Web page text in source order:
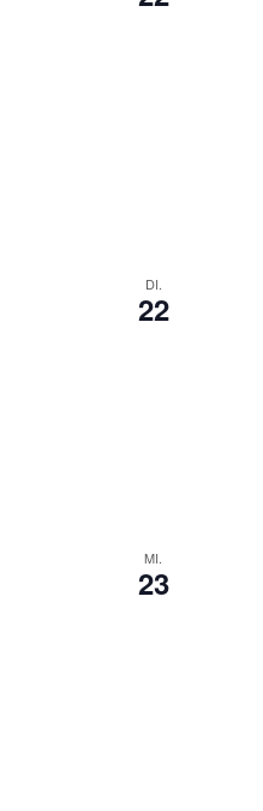
DI.
22
MI.
23